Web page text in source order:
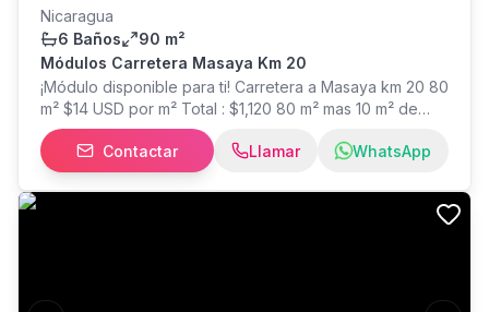
Nicaragua
6 Baños
90 m²
Módulos Carretera Masaya Km 20
¡Módulo disponible para ti! Carretera a Masaya km 20 80
m² $14 USD por m² Total : $1,120 80 m² mas 10 m² de
terraza Total: $ 1,260 Se requiere pago depósito mas
1er mes y ultimo mes Alquiler Incluye: Vigilancia 24/7
Mantenimiento de jardines Baños compartidos con
insumos (papel higiénico, jabón y alcohol gel)
Contactar Llamar WhatsApp